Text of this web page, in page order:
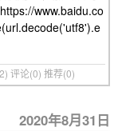
www.baidu.co
评论(0) 推荐(0)
2020年8月31日